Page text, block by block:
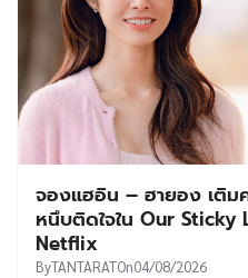
จองแฮอิน – ฮายอง เติม
หนึบติดใจใน Our Sticky
Netflix
ByTANTARATOn04/08/2026